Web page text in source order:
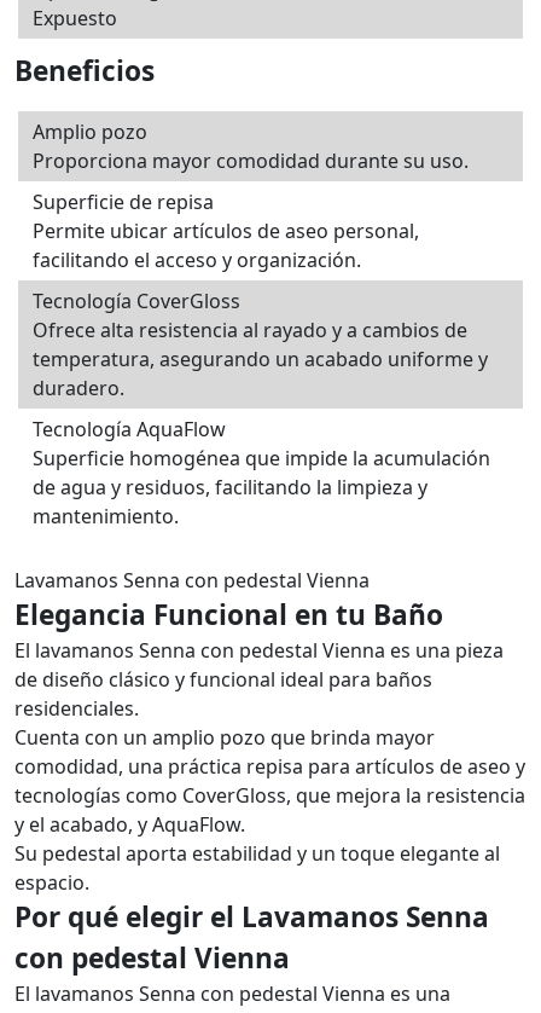
Expuesto
Beneficios
Amplio pozo
Proporciona mayor comodidad durante su uso.
Superficie de repisa
Permite ubicar artículos de aseo personal,
facilitando el acceso y organización.
Tecnología CoverGloss
Ofrece alta resistencia al rayado y a cambios de
temperatura, asegurando un acabado uniforme y
duradero.
Tecnología AquaFlow
Superficie homogénea que impide la acumulación
de agua y residuos, facilitando la limpieza y
mantenimiento.
Lavamanos Senna con pedestal Vienna
Elegancia Funcional en tu Baño
El lavamanos Senna con pedestal Vienna es una pieza
de diseño clásico y funcional ideal para baños
residenciales.
Cuenta con un amplio pozo que brinda mayor
comodidad, una práctica repisa para artículos de aseo y
tecnologías como CoverGloss, que mejora la resistencia
y el acabado, y AquaFlow.
Su pedestal aporta estabilidad y un toque elegante al
espacio.
Por qué elegir el Lavamanos Senna
con pedestal Vienna
​El lavamanos Senna con pedestal Vienna es una